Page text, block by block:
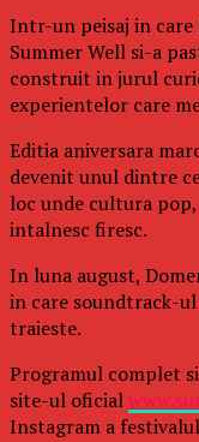
Intr-un peisaj in care
Summer Well si-a
construit in jurul
experientelor care
Editia aniversara
devenit unul dintre
loc unde cultura
intalnesc firesc.
In luna august,
in care soundtrack-ul
traieste.
Programul complet
site-ul oficial
Instagram a